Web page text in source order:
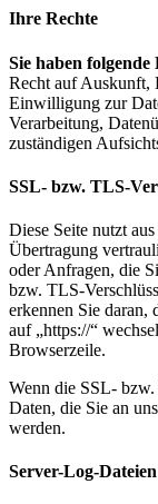
Ihre Rechte
Sie haben
Recht auf Auskunft,
Einwilligung zur
Verarbeitung,
zuständigen
SSL- bzw. TLS-
Diese Seite nutzt
Übertragung
oder Anfragen, die
bzw. TLS-
erkennen Sie daran,
auf „https://“
Browserzeile.
Wenn die SSL-
Daten, die Sie an
werden.
Server-Log-Dateien